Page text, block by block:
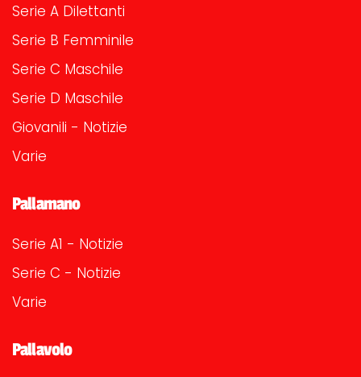
Serie A Dilettanti
Serie B Femminile
Serie C Maschile
Serie D Maschile
Giovanili - Notizie
Varie
Pallamano
Serie A1 - Notizie
Serie C - Notizie
Varie
Pallavolo